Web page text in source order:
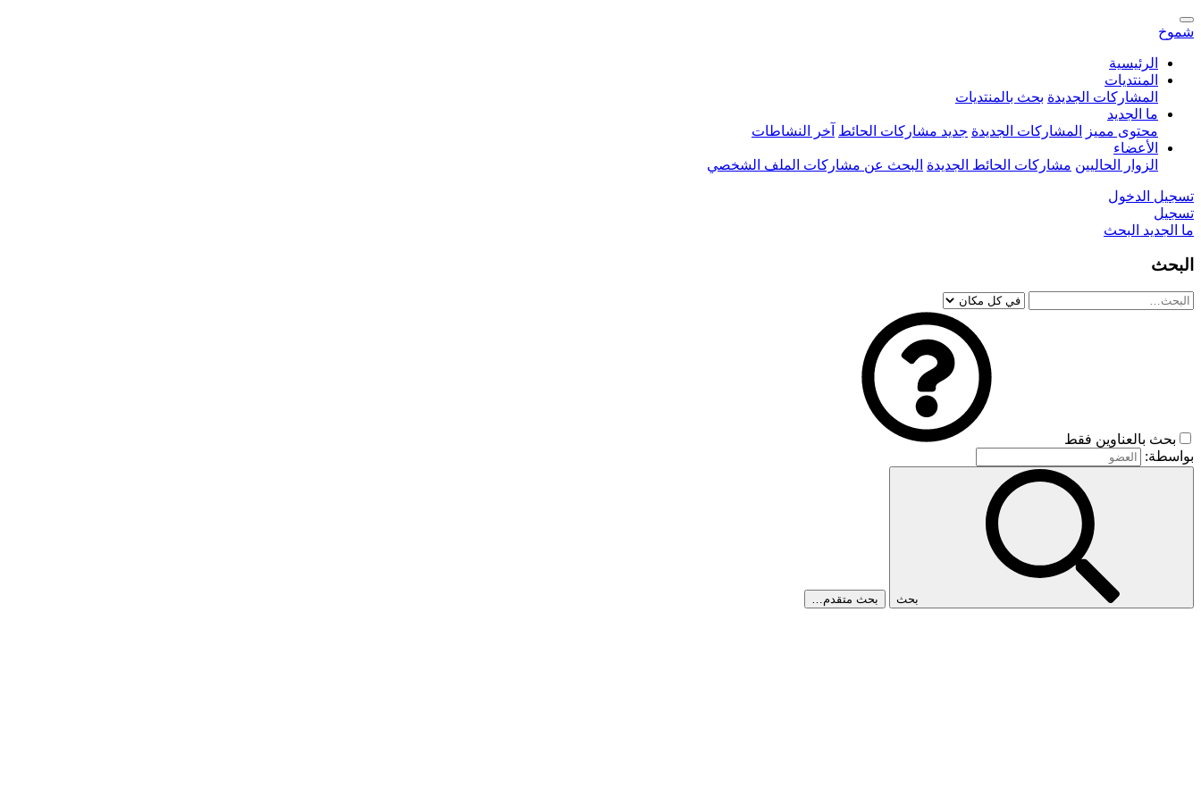
شموخ
الرئيسية
المنتديات
المشاركات الجديدة بحث بالمنتديات
ما الجديد
محتوى مميز
المشاركات الجديدة جديد مشاركات الحائط آخر النشاطات
الأعضاء
الزوار الحاليين مشاركات الحائط الجديدة البحث عن مشاركات الملف الشخصي
تسجيل الدخول
تسجيل
ما الجديد البحث
البحث
بحث بالعناوين فقط
بواسطة:
بحث بحث متقدم…